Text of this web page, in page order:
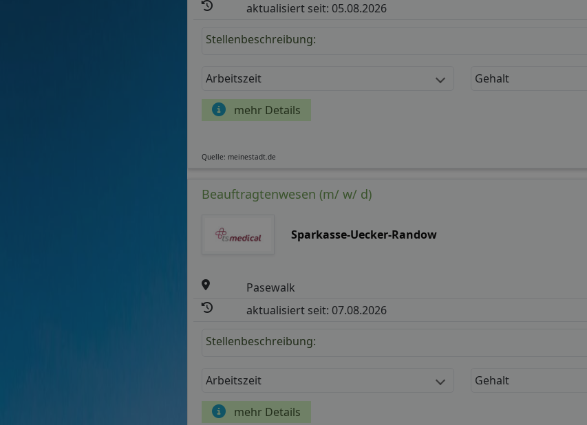
aktualisiert seit: 05.08.2026
Stellenbeschreibung:
Arbeitszeit Gehalt
mehr Details
Quelle: meinestadt.de
Beauftragtenwesen (m/ w/ d)
Sparkasse-Uecker-Randow
Pasewalk
aktualisiert seit: 07.08.2026
Stellenbeschreibung:
Arbeitszeit Gehalt
mehr Details